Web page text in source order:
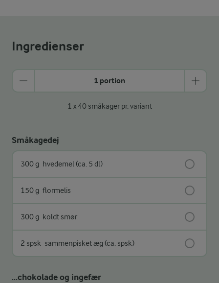
Ingredienser
1 portion
1 x 40 småkager pr. variant
Småkagedej
300 g hvedemel (ca. 5 dl)
150 g flormelis
300 g koldt smør
2 spsk sammenpisket æg (ca. spsk)
...chokolade og ingefær